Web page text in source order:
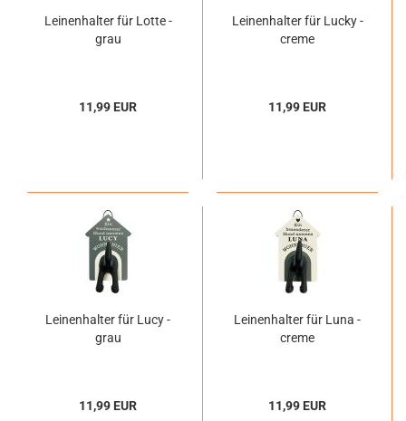
Leinenhalter für Lotte -
grau
11,99 EUR
Leinenhalter für Lucky -
creme
11,99 EUR
Leinenhalter für Lucy -
grau
11,99 EUR
Leinenhalter für Luna -
creme
11,99 EUR